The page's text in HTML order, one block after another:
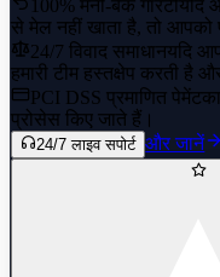
100% मनी-बैक गारंटीयदि
से मेल नहीं खाता है, तो आपको
24/7 विवाद समाधानयदि
हमारी टीम हस्तक्षेप करती है
PCI DSS प्रमाणित पेमेंट
प्रोसेस किए जाते हैं।
24/7 लाइव सपोर्ट और जानें